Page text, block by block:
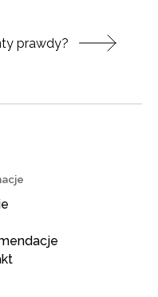
prawdy?